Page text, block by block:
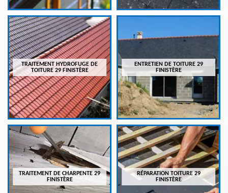
TRAITEMENT HYDROFUGE DE
TOITURE 29 FINISTÈRE
ENTRETIEN DE TOITURE 29
FINISTÈRE
TRAITEMENT DE CHARPENTE 29
FINISTÈRE
RÉPARATION TOITURE 29
FINISTÈRE